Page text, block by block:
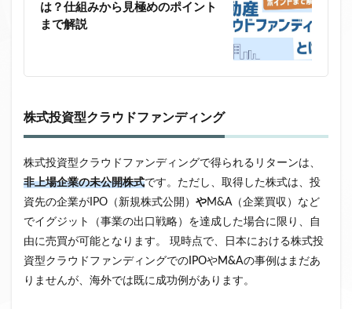
は？仕組みから見極めのポイント
まで解説
株式投資型クラウドファンディング
株式投資型クラウドファンディングで得られるリターンは、
非上場企業の未公開株式です。ただし、取得した株式は、投
資先の企業がIPO（新規株式公開） やM&A（企業買収） など
でイグジット（事業の出口戦略）を達成した場合に限り、自
由に売買が可能となります。
現時点で、日本における株式投
資型クラウドファンディングでの IPOやM&Aの事例 はまだあ
りませんが、海外では既に成功例があります。